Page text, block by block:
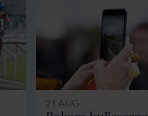
21 AUG